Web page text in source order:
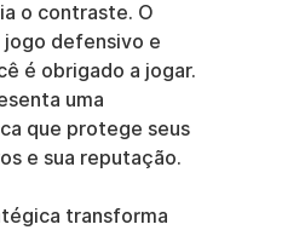
o contraste. O
defensivo e
é obrigado a jogar.
uma
que protege seus
e sua reputação.
transforma